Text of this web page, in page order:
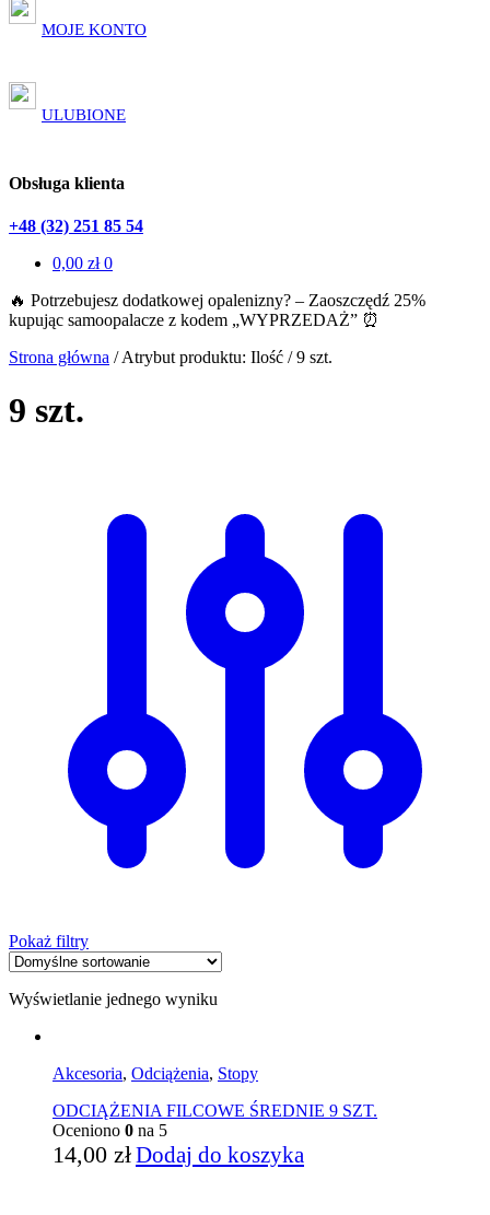
MOJE KONTO
ULUBIONE
Obsługa klienta
+48 (32) 251 85 54
0,00 zł 0
🔥 Potrzebujesz dodatkowej opalenizny? – Zaoszczędź 25%
kupując samoopalacze z kodem „WYPRZEDAŻ” ⏰
Strona główna /Atrybut produktu: Ilość /9 szt.
9 szt.
Pokaż filtry
Wyświetlanie jednego wyniku
Akcesoria, Odciążenia, Stopy
ODCIĄŻENIA FILCOWE ŚREDNIE 9 SZT.
Oceniono 0 na 5
14,00 złDodaj do koszyka